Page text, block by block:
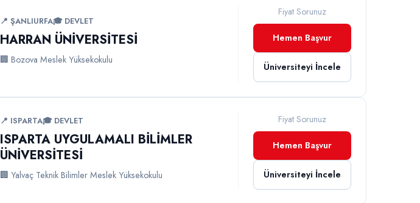
📍 ŞANLIURFA🎓 DEVLET
HARRAN ÜNİVERSİTESİ
🏢 Bozova Meslek Yüksekokulu
Fiyat Sorunuz
Hemen Başvur
Üniversiteyi İncele
📍 ISPARTA🎓 DEVLET
ISPARTA UYGULAMALI BİLİMLER
ÜNİVERSİTESİ
🏢 Yalvaç Teknik Bilimler Meslek Yüksekokulu
Fiyat Sorunuz
Hemen Başvur
Üniversiteyi İncele